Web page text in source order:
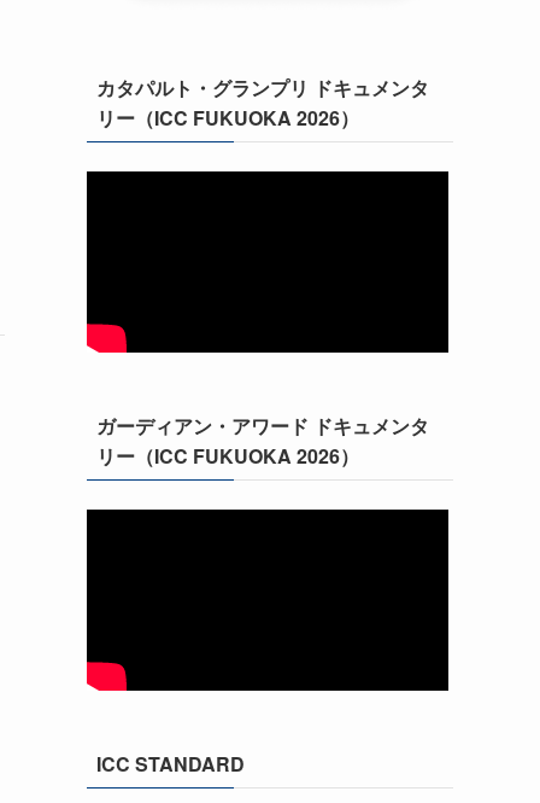
カタパルト・グランプリ ドキュメンタ
リー（ICC FUKUOKA 2026）
ガーディアン・アワード ドキュメンタ
リー（ICC FUKUOKA 2026）
ICC STANDARD